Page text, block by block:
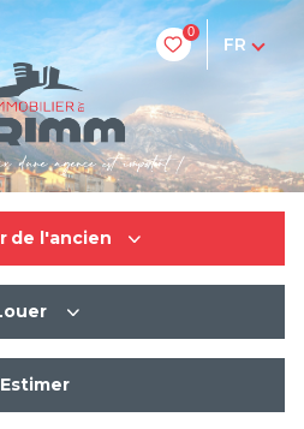
0
FR
de l'ancien
Estimer